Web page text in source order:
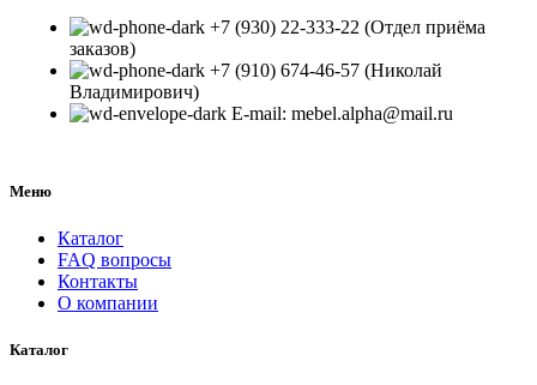
+7 (930) 22-333-22 (Отдел приёма
заказов)
+7 (910) 674-46-57 (Николай
Владимирович)
E-mail: mebel.alpha@mail.ru
Меню
Каталог
FAQ вопросы
Контакты
О компании
Каталог